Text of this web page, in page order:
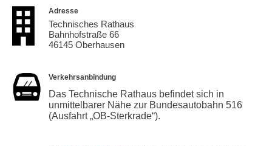
Adresse
Technisches Rathaus
Bahnhofstraße 66
46145 Oberhausen
Verkehrsanbindung
Das Technische Rathaus befindet sich in
unmittelbarer Nähe zur Bundesautobahn 516
(Ausfahrt „OB-Sterkrade“).